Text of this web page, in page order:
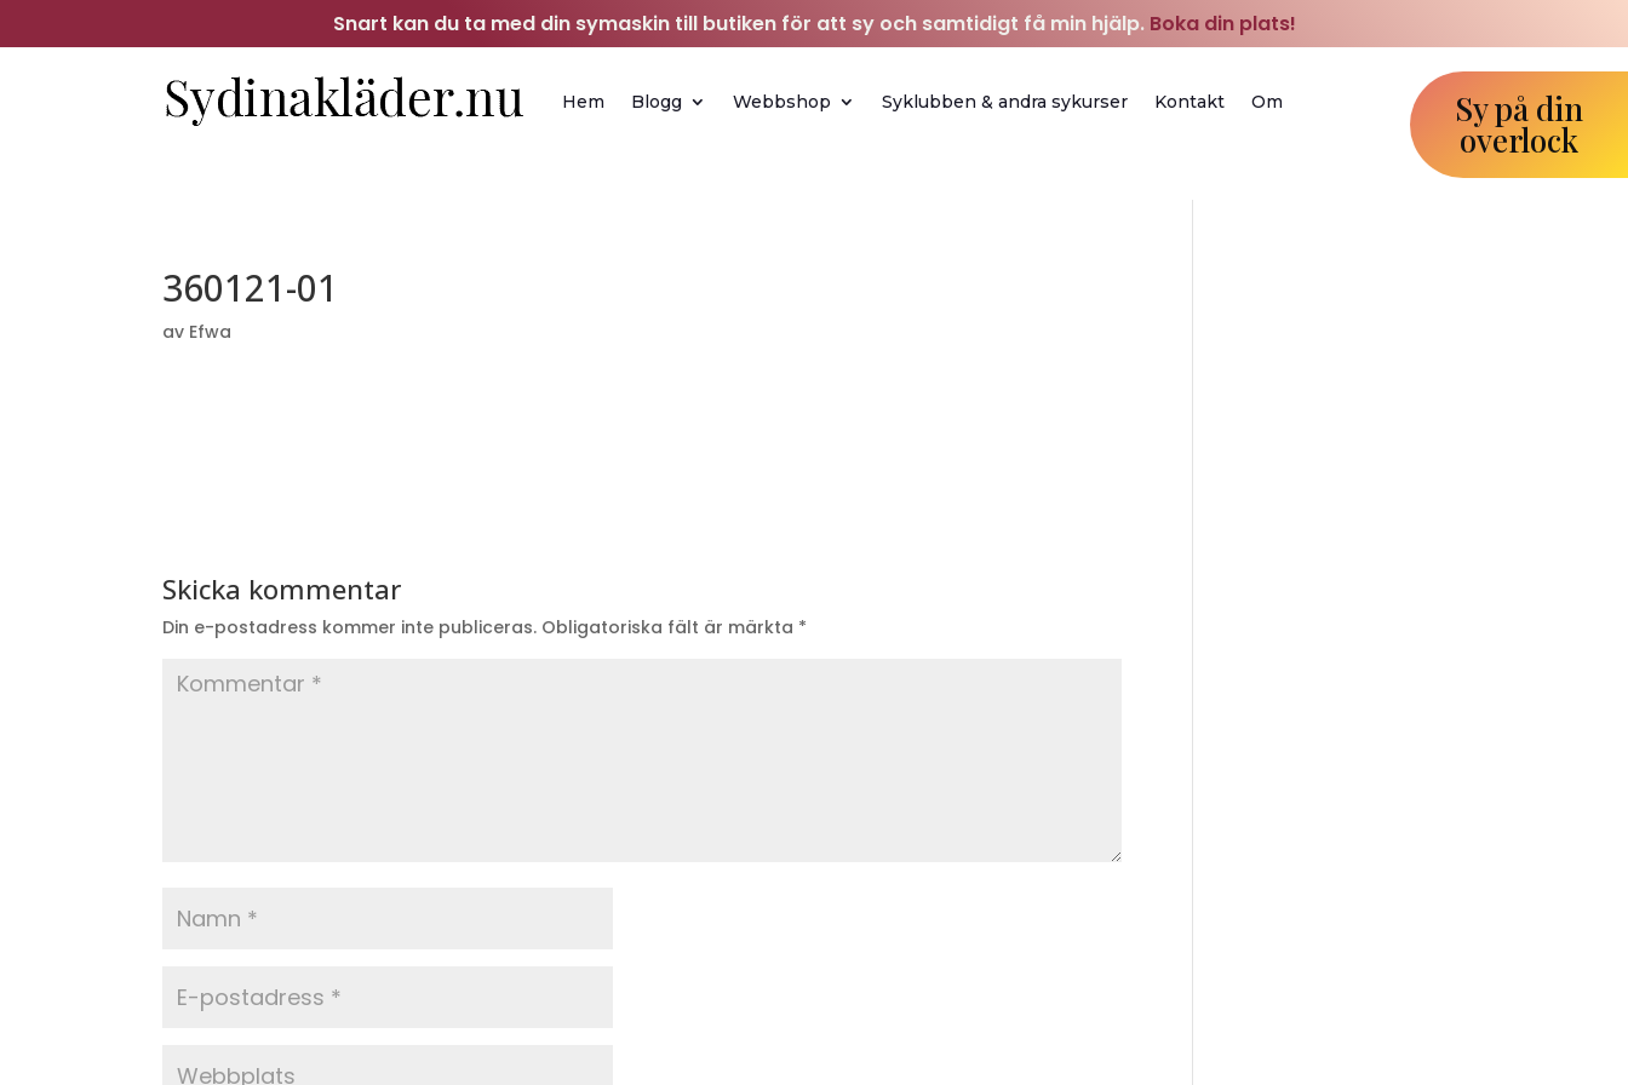
Snart kan du ta med din symaskin till butiken för att sy och samtidigt få min hjälp. Boka din plats!
Hem Blogg Webbshop Syklubben & andra sykurser Kontakt Om Sy på din
overlock
360121-01
av Efwa
Skicka kommentar
Din e-postadress kommer inte publiceras. Obligatoriska fält är märkta *